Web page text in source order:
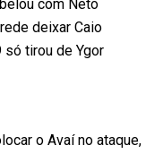
com Neto
deixar Caio
só tirou de Ygor
o Avaí no ataque,